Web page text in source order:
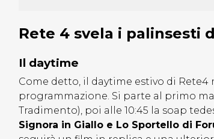
Rete 4 svela i palinsesti
Il daytime
Come detto, il daytime estivo di
programmazione. Si parte al primo
Tradimento), poi alle 10:45 la soap
Signora in Giallo e Lo Sportello di